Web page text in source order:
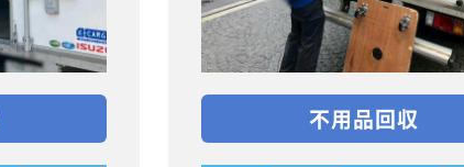
不用品回収